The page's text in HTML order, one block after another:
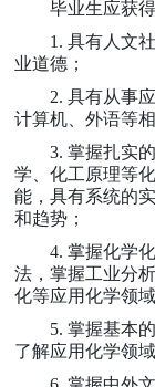
毕业生应获
1. 具有人文
业道德；
2. 具有从事
计算机、外语等
3. 掌握扎实
学、化工原理等
能，具有系统的
和趋势；
4. 掌握化学
法，掌握工业分
化等应用化学领
5. 掌握基本
了解应用化学领